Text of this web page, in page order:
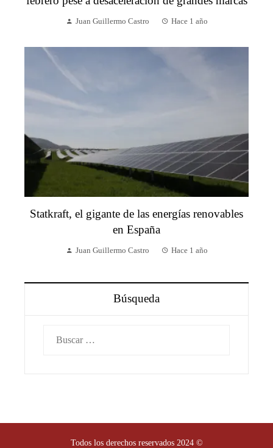
Juan Guillermo Castro Hace 1 año
Statkraft, el gigante de las energías renovables
en España
Juan Guillermo Castro Hace 1 año
Búsqueda
Todos los derechos reservados 2024 ©